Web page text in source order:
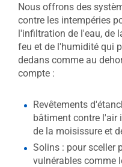
Nous offrons des
contre les intempéries
l'infiltration de l'eau, de
feu et de l'humidité qui
dedans comme au
compte :
Revêtements
bâtiment contre l'air
de la moisissure et
Solins : pour sceller
vulnérables comme